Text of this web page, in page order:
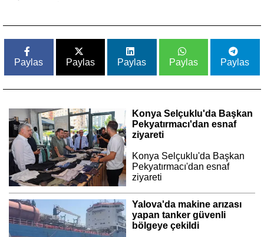
Paylas Paylas Paylas Paylas Paylas
Konya Selçuklu'da Başkan
Pekyatırmacı'dan esnaf
ziyareti
Konya Selçuklu'da Başkan
Pekyatırmacı'dan esnaf
ziyareti
Yalova'da makine arızası
yapan tanker güvenli
bölgeye çekildi